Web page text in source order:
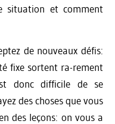
situation et comment
de nouveaux défis:
fixe sortent ra-rement
donc difficile de se
des choses que vous
des leçons: on vous a